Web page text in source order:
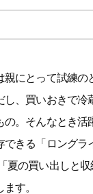
親にとって試練の
し、買いおきで冷
の。そんなとき活
きる「ロングラ
夏の買い出しと
す。